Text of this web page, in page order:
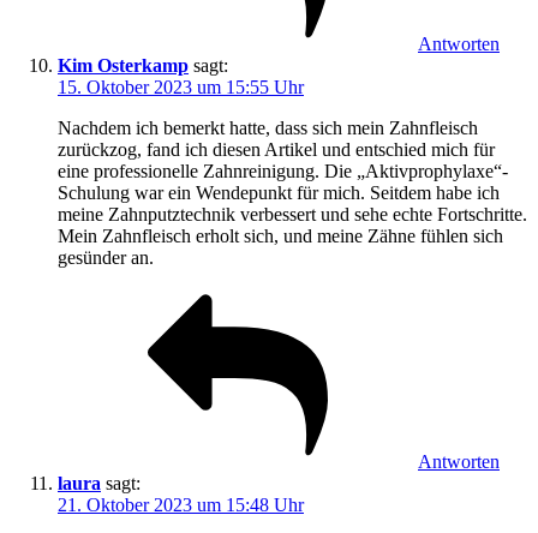
Antworten
Kim Osterkamp sagt:
15. Oktober 2023 um 15:55 Uhr
Nachdem ich bemerkt hatte, dass sich mein Zahnfleisch
zurückzog, fand ich diesen Artikel und entschied mich für
eine professionelle Zahnreinigung. Die „Aktivprophylaxe“-
Schulung war ein Wendepunkt für mich. Seitdem habe ich
meine Zahnputztechnik verbessert und sehe echte Fortschritte.
Mein Zahnfleisch erholt sich, und meine Zähne fühlen sich
gesünder an.
Antworten
laura sagt:
21. Oktober 2023 um 15:48 Uhr